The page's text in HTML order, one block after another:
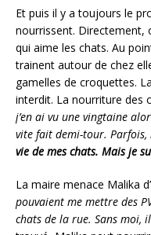
Et puis il y a toujours le
nourrissent. Directement,
qui aime les chats. Au
trainent autour de chez
gamelles de croquettes.
interdit. La nourriture des
j’en ai vu une vingtaine
vite fait demi-tour. Parfois,
vie de mes chats. Mais je
La maire menace Malika
pouvaient me mettre des
chats de la rue. Sans moi,